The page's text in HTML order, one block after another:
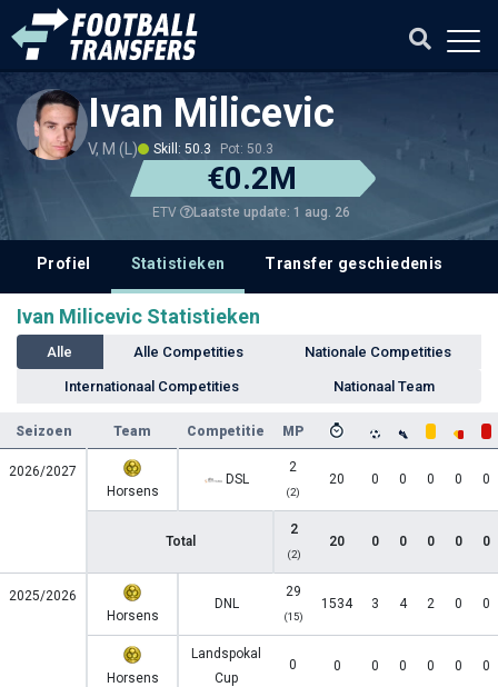
Ivan Milicevic
V, M (L) Skill: 50.3 Pot: 50.3
€0.2M
ETV Laatste update: 1 aug. 26
Profiel Statistieken Transfer geschiedenis
Ivan Milicevic Statistieken
Alle Alle Competities Nationale Competities
Internationaal Competities Nationaal Team
Seizoen Team Competitie MP
2026/2027
Horsens
DSL
2
(2)
20 0 0 0 0 0
Total
2
(2)
20 0 0 0 0 0
2025/2026
Horsens
DNL
29
(15)
1534 3 4 2 0 0
Horsens
Landspokal
Cup
0 0 0 0 0 0 0